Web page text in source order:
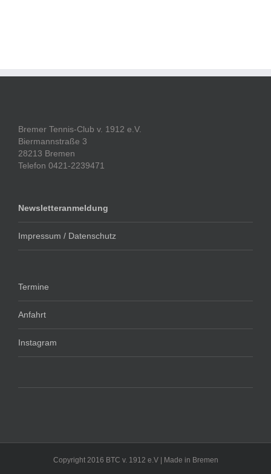
Bremer Tennis-Club v. 1912 e.V.
Biermannstraße 3
28213 Bremen
Telefon 0421-2239471
Newsletteranmeldung
Impressum / Datenschutz
Termine
Anfahrt
Instagram
Copyright 2016 BTC v. 1912 e.V | Made in Bremen